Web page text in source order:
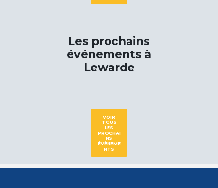
Les prochains
événements à
Lewarde
VOIR
TOUS
LES
PROCHAI
NS
ÉVÈNEME
NTS